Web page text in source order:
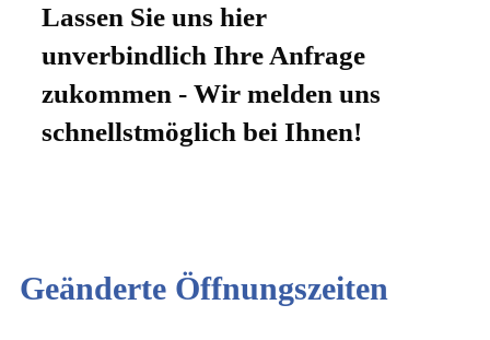
Lassen Sie uns hier
unverbindlich Ihre Anfrage
zukommen - Wir melden uns
schnellstmöglich bei Ihnen!
Geänderte Öffnungszeiten